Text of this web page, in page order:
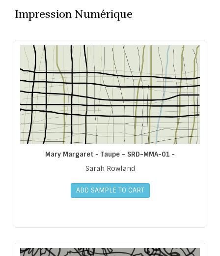
Impression Numérique
Mary Margaret - Taupe - SRD-MMA-01 -
Sarah Rowland
ADD SAMPLE TO CART